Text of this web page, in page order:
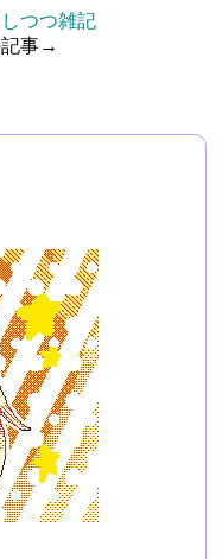
つつ雑記
記事→